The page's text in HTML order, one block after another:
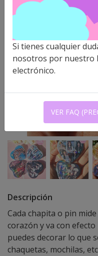
Descripción
Cada chapita o pin
corazón y va con
puedes decorar lo que
chaquetas, mochilas,
Si tienes cualquier
nosotros por nuestro
electrónico.
VER FAQ